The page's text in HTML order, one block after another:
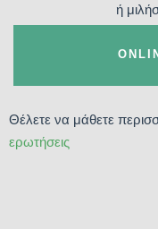
ή
Θέλετε να μάθετε
ερωτήσεις